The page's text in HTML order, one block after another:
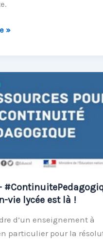
»
–
vie lycée est là !
d’un enseignement à
particulier pour la